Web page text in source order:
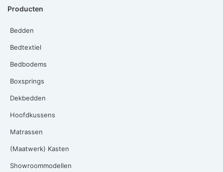
Producten
Bedden
Bedtextiel
Bedbodems
Boxsprings
Dekbedden
Hoofdkussens
Matrassen
(Maatwerk) Kasten
Showroommodellen